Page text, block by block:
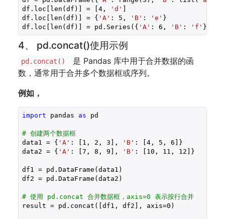
df.loc[len(df)] = [4, 'd' ]
df.loc[len(df)] = { 'A' : 5 , 'B' : 'e' }
df.loc[len(df)] = pd.Series({ 'A' : 6 , 'B' : 'f' })
4、 pd.concat()使用示例
pd.concat()
是 Pandas 库中用于合并数据的函
数，通常用于合并多个数据框或序列。
例如，
import pandas as pd
# 创建两个数据框
data1 = { 'A' : [ 1 , 2 , 3 ], 'B' : [4, 5 , 6 ]}
data2 = { 'A' : [7 , 8 , 9 ], 'B' : [ 10 , 11 , 12 ]}
df1 = pd.DataFrame(data1)
df2 = pd.DataFrame(data2)
# 使用 pd.concat 合并数据框，axis=0 表示按行合并
result = pd.concat([df1, df2], axis=0 )